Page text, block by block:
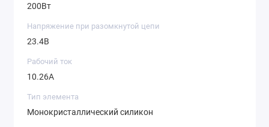
200Вт
Напряжение при разомкнутой цепи
23.4В
Рабочий ток
10.26A
Тип элемента
Монокристаллический силикон